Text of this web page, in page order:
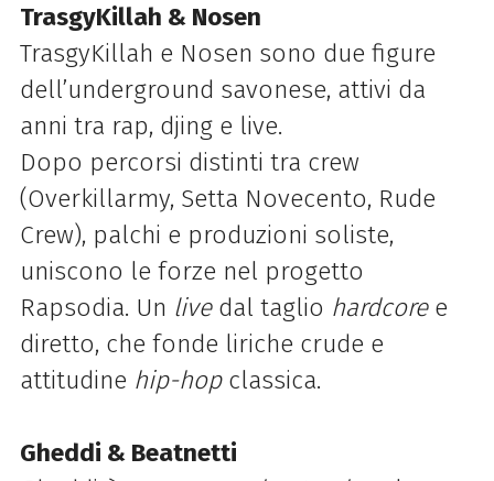
TrasgyKillah & Nosen
TrasgyKillah e Nosen sono due figure
dell’underground savonese, attivi da
anni tra rap, djing e live.
Dopo percorsi distinti tra crew
(Overkillarmy, Setta Novecento, Rude
Crew), palchi e produzioni soliste,
uniscono le forze nel progetto
Rapsodia. Un livedal taglio hardcore e
diretto, che fonde liriche crude e
attitudine hip-hopclassica.
Gheddi & Beatnetti